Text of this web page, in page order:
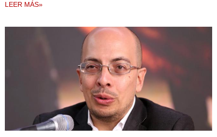
LEER MÁS»